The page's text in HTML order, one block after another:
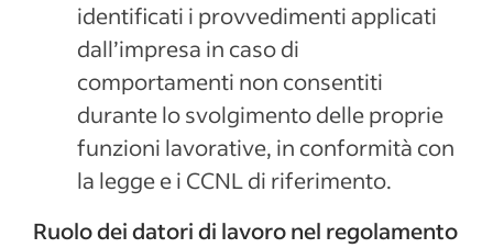
identificati i provvedimenti applicati
dall’impresa in caso di
comportamenti non consentiti
durante lo svolgimento delle proprie
funzioni lavorative, in conformità con
la legge e i CCNL di riferimento.
Ruolo dei datori di lavoro nel regolamento